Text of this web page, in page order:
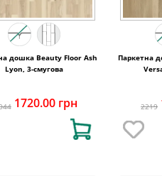
дошка Beauty Floor Ash
Lyon, 3-смугова
1720.00 грн
Паркетна
2219